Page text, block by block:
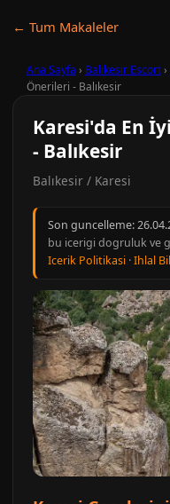
← Tum Makaleler
Ana Sayfa › Balıkesir Escort›
Önerileri - Balıkesir
Karesi'da En
- Balıkesir
Balıkesir / Karesi
Son guncelleme:
bu icerigi dogruluk ve
Icerik Politikasi ·Ihlal